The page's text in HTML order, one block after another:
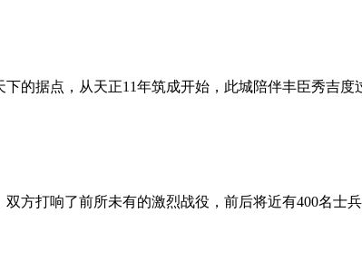
的据点，从天正11年筑成开始，此城陪伴丰臣秀吉度
方打响了前所未有的激烈战役，前后将近有400名士